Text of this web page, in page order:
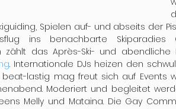
Spielen auf- und abseits der
ins benachbarte Skiparadies
zählt das Après-Ski- und
. Internationale DJs heizen den
beat-lastig mag freut sich auf Events
Moderiert und begleitet
Melly und Mataina. Die Gay